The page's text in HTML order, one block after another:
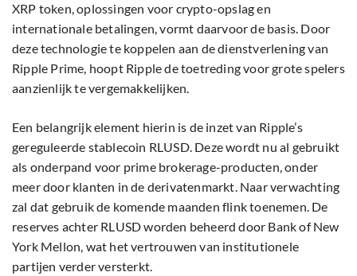
XRP token, oplossingen voor crypto-opslag en
internationale betalingen, vormt daarvoor de basis. Door
deze technologie te koppelen aan de dienstverlening van
Ripple Prime, hoopt Ripple de toetreding voor grote spelers
aanzienlijk te vergemakkelijken.
Een belangrijk element hierin is de inzet van Ripple’s
gereguleerde stablecoin RLUSD. Deze wordt nu al gebruikt
als onderpand voor prime brokerage-producten, onder
meer door klanten in de derivatenmarkt. Naar verwachting
zal dat gebruik de komende maanden flink toenemen. De
reserves achter RLUSD worden beheerd door Bank of New
York Mellon, wat het vertrouwen van institutionele
partijen verder versterkt.